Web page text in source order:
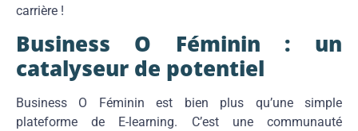
carrière !
Business O Féminin : un
catalyseur de potentiel
Business O Féminin est bien plus qu’une simple
plateforme de E-learning. C’est une communauté